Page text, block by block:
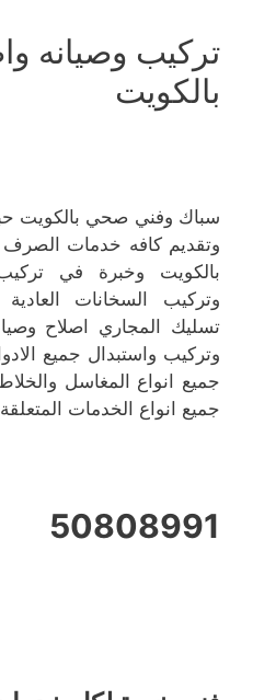
تركيب وصيانه
بالكويت
سباك وفني صحي بالكويت
وتقديم كافه خدمات
بالكويت وخبرة في
وتركيب السخانات
تسليك المجاري اصلاح
وتركيب واستبدال جميع
جميع انواع المغاسل
جميع انواع الخدمات
50808991